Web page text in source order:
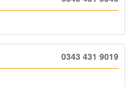
0343 431 9019